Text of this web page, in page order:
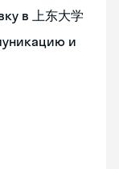
в 上东大学
и